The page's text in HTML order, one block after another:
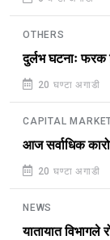
OTHERS
दुर्लभ घटनाः फरक
20 घण्टा अगाडी
CAPITAL
आज सर्वाधिक
20 घण्टा अगाडी
NEWS
यातायात विभागले